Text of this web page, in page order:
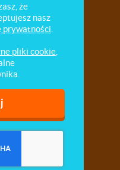
że
nasz
prywatności
pliki cookie